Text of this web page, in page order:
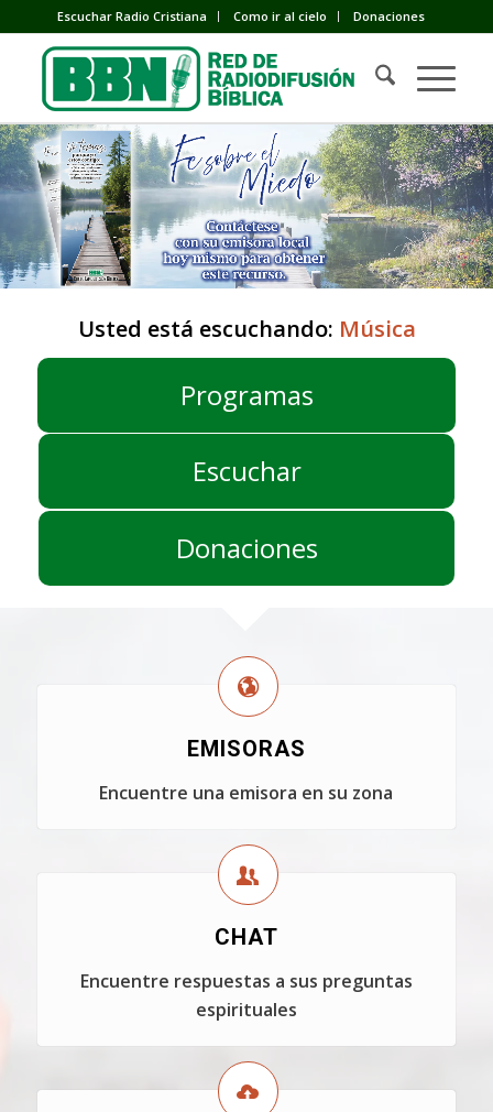
Escuchar Radio Cristiana Como ir al cielo Donaciones
Usted está escuchando: Música
Programas
Escuchar
Donaciones
EMISORAS
Encuentre una emisora en su zona
CHAT
Encuentre respuestas a sus preguntas
espirituales